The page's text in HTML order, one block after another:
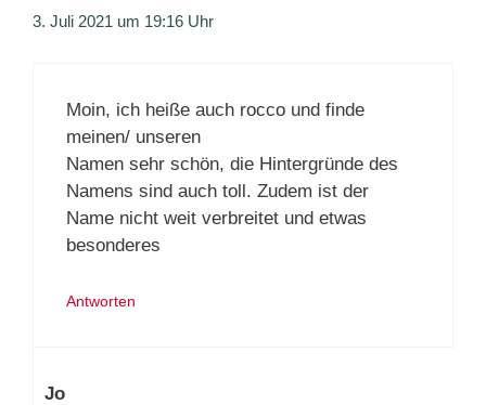
3. Juli 2021 um 19:16 Uhr
Moin, ich heiße auch rocco und finde
meinen/ unseren
Namen sehr schön, die Hintergründe des
Namens sind auch toll. Zudem ist der
Name nicht weit verbreitet und etwas
besonderes
Antworten
Jo